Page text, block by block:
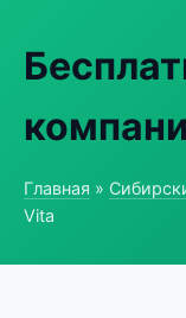
Главная »
Vita